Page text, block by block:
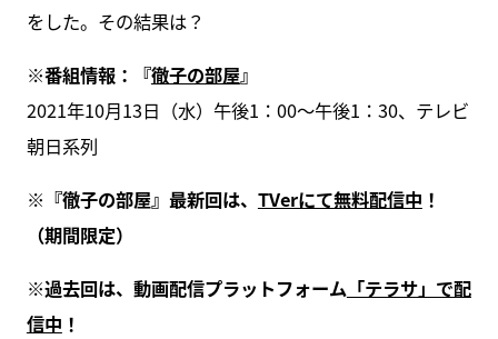
をした。その結果は？
※番組情報：『徹子の部屋』
2021年10月13日（水）午後1：00～午後1：30、テレビ
朝日系列
※『徹子の部屋』最新回は、 TVerにて無料配信中 ！
（期間限定）
※過去回は、動画配信プラットフォーム「テラサ」で配
信中 ！